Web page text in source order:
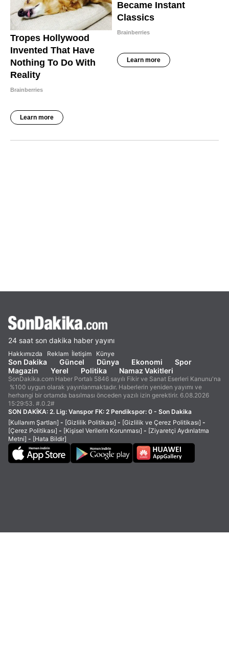
24 saat son dakika haber yayını
Hakkımızda Reklam İletişim Künye
Son Dakika Güncel Dünya Ekonomi
Spor
Magazin
Yerel Politika Namaz Vakitleri
SonDakika.com Haber Portalı 5846 sayılı Fikir ve Sanat Eserleri Kanunu'na
%100 uygun olarak yayınlanmaktadır. Haberlerin yeniden yayımı ve
herhangi bir ortamda basılması önceden yazılı izin gerektirir. 6.08.2026
15:29:53. #.0.2#
SON DAKİKA: 2. Lig: Vanspor FK: 2 Pendikspor: 0 - Son Dakika
[Kullanım Şartları] - [Gizlilik Politikası] - [Gizlilik ve Çerez Politikası] -
[Çerez Politikası] - [Kişisel Verilerin Korunması] - [Ziyaretçi Aydınlatma
Metni] - [Hata Bildir]